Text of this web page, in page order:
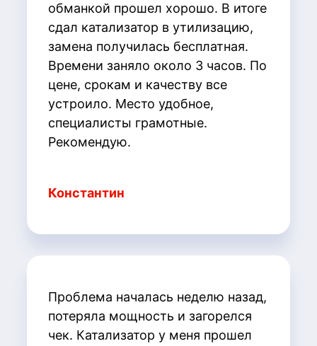
обманкой прошел хорошо. В итоге
сдал катализатор в утилизацию,
замена получилась бесплатная.
Времени заняло около 3 часов. По
цене, срокам и качеству все
устроило. Место удобное,
специалисты грамотные.
Рекомендую.
Константин
Проблема началась неделю назад,
потеряла мощность и загорелся
чек. Катализатор у меня прошел